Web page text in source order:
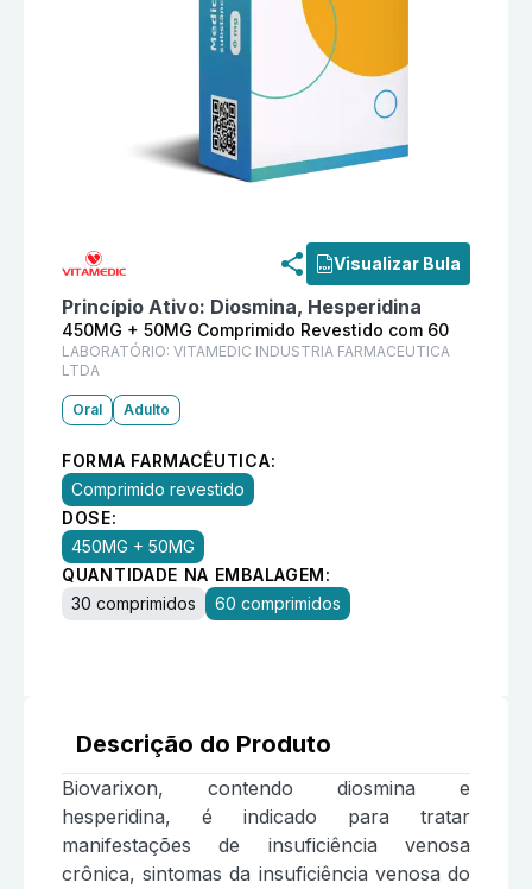
Visualizar Bula
Princípio Ativo: Diosmina, Hesperidina
450MG + 50MG Comprimido Revestido com 60
LABORATÓRIO: VITAMEDIC INDUSTRIA FARMACEUTICA
LTDA
Oral Adulto
FORMA FARMACÊUTICA:
Comprimido revestido
DOSE:
450MG + 50MG
QUANTIDADE NA EMBALAGEM:
30 comprimidos
60 comprimidos
Descrição do Produto
Biovarixon, contendo diosmina e
hesperidina, é indicado para tratar
manifestações de insuficiência venosa
crônica, sintomas da insuficiência venosa do